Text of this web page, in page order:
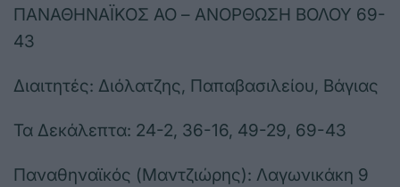
ΠΑΝΑΘΗΝΑΪΚΟΣ ΑΟ – ΑΝΟΡΘΩΣΗ ΒΟΛΟΥ 69-
43
Διαιτητές: Διόλατζης, Παπαβασιλείου, Βάγιας
Τα Δεκάλεπτα: 24-2, 36-16, 49-29, 69-43
Παναθηναϊκός (Μαντζιώρης): Λαγωνικάκη 9